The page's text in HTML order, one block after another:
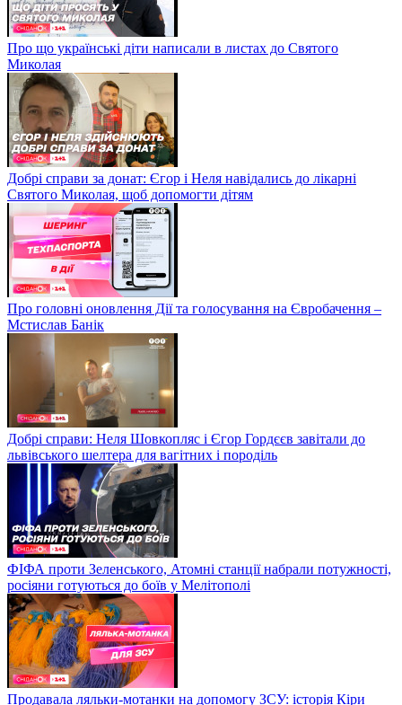
Про що українські діти написали в листах до Святого
Миколая
Добрі справи за донат: Єгор і Неля навідались до лікарні
Святого Миколая, щоб допомогти дітям
Про головні оновлення Дії та голосування на Євробачення –
Мстислав Банік
Добрі справи: Неля Шовкопляс і Єгор Гордєєв завітали до
львівського шелтера для вагітних і породіль
ФІФА проти Зеленського, Атомні станції набрали потужності,
росіяни готуються до боїв у Мелітополі
Продавала ляльки-мотанки на допомогу ЗСУ: історія Кіри